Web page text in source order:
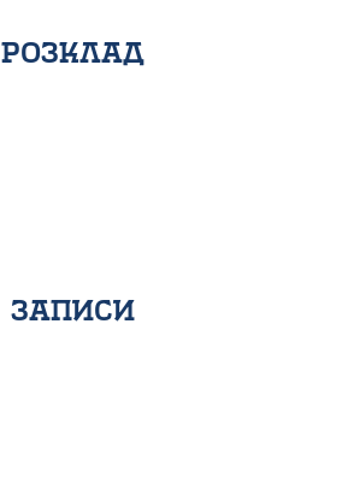
розклад
записи